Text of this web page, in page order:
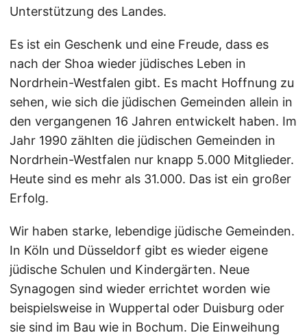
Unterstützung des Landes.
Es ist ein Geschenk und eine Freude, dass es
nach der Shoa wieder jüdisches Leben in
Nordrhein-Westfalen gibt. Es macht Hoffnung zu
sehen, wie sich die jüdischen Gemeinden allein in
den vergangenen 16 Jahren entwickelt haben. Im
Jahr 1990 zählten die jüdischen Gemeinden in
Nordrhein-Westfalen nur knapp 5.000 Mitglieder.
Heute sind es mehr als 31.000. Das ist ein großer
Erfolg.
Wir haben starke, lebendige jüdische Gemeinden.
In Köln und Düsseldorf gibt es wieder eigene
jüdische Schulen und Kindergärten. Neue
Synagogen sind wieder errichtet worden wie
beispielsweise in Wuppertal oder Duisburg oder
sie sind im Bau wie in Bochum. Die Einweihung